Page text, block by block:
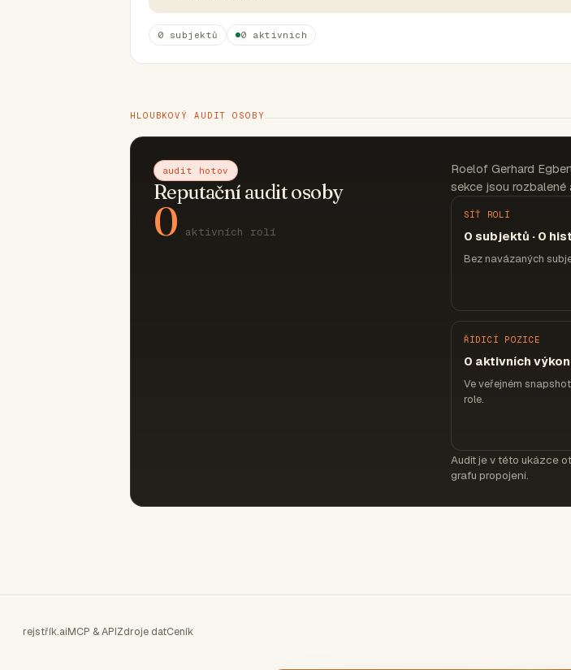
0 subjektů 0 aktivních
HLOUBKOVÝ AUDIT OSOBY
audit hotov
Reputační audit osoby
0 aktivních rolí
Roelof Gerhard
sekce jsou
SÍŤ ROLÍ
0 subjektů · 0
Bez navázaných
ŘÍDICÍ POZICE
0 aktivních
Ve veřejném
role.
Audit je v této ukázce
grafu propojení.
rejstřík.aiMCP & APIZdroje datCeník